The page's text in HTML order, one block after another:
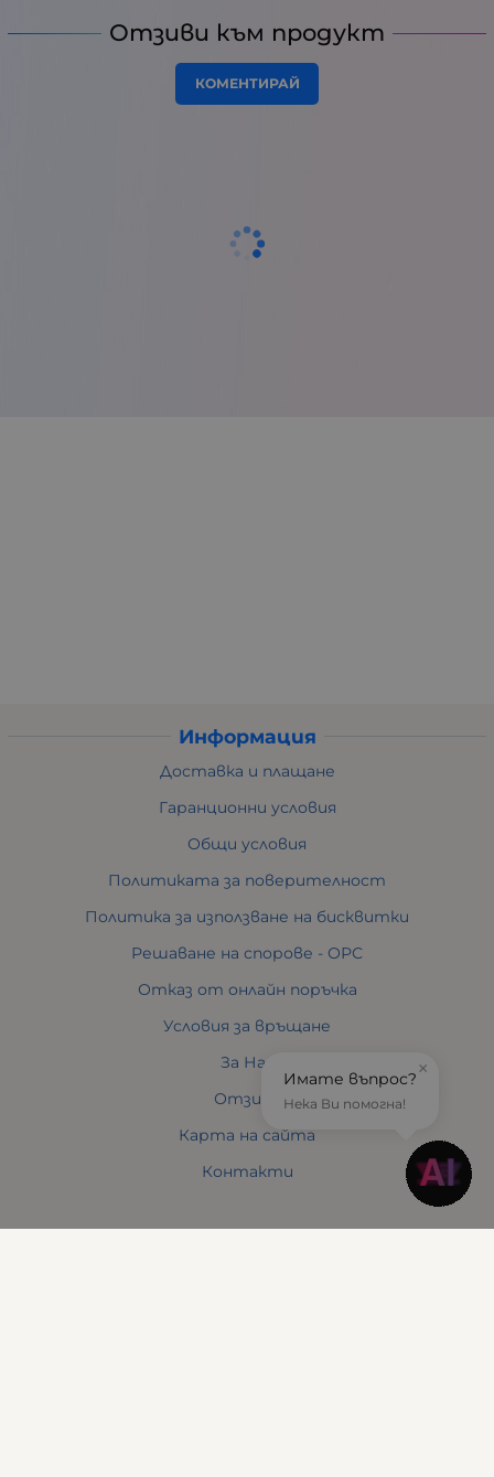
Отзиви към продукт
КОМЕНТИРАЙ
Информация
Доставка и плащане
Гаранционни условия
Общи условия
Политиката за поверителност
Политика за използване на бисквитки
Решаване на спорове - ОРС
Отказ от онлайн поръчка
Условия за връщане
За Нас
Отзиви
Карта на сайта
Контакти
×
Имате въпрос?
Нека Ви помогна!